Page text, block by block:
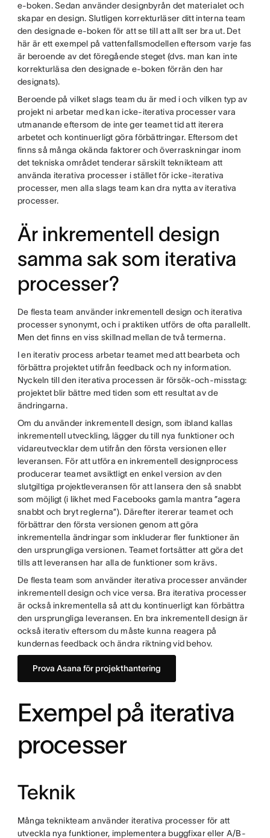
e-boken. Sedan använder designbyrån det materialet och
skapar en design. Slutligen korrekturläser ditt interna team
den designade e-boken för att se till att allt ser bra ut. Det
här är ett exempel på vattenfallsmodellen eftersom varje fas
är beroende av det föregående steget (dvs. man kan inte
korrekturläsa den designade e-boken förrän den har
designats).
Beroende på vilket slags team du är med i och vilken typ av
projekt ni arbetar med kan icke-iterativa processer vara
utmanande eftersom de inte ger teamet tid att iterera
arbetet och kontinuerligt göra förbättringar. Eftersom det
finns så många okända faktorer och överraskningar inom
det tekniska området tenderar särskilt teknikteam att
använda iterativa processer i stället för icke-iterativa
processer, men alla slags team kan dra nytta av iterativa
processer.
Är inkrementell design
samma sak som iterativa
processer?
De flesta team använder inkrementell design och iterativa
processer synonymt, och i praktiken utförs de ofta parallellt.
Men det finns en viss skillnad mellan de två termerna.
I en iterativ process arbetar teamet med att bearbeta och
förbättra projektet utifrån feedback och ny information.
Nyckeln till den iterativa processen är försök-och-misstag:
projektet blir bättre med tiden som ett resultat av de
ändringarna.
Om du använder inkrementell design, som ibland kallas
inkrementell utveckling, lägger du till nya funktioner och
vidareutvecklar dem utifrån den första versionen eller
leveransen. För att utföra en inkrementell designprocess
producerar teamet avsiktligt en enkel version av den
slutgiltiga projektleveransen för att lansera den så snabbt
som möjligt (i likhet med Facebooks gamla mantra ”agera
snabbt och bryt reglerna”). Därefter itererar teamet och
förbättrar den första versionen genom att göra
inkrementella ändringar som inkluderar fler funktioner än
den ursprungliga versionen. Teamet fortsätter att göra det
tills att leveransen har alla de funktioner som krävs.
De flesta team som använder iterativa processer använder
inkrementell design och vice versa. Bra iterativa processer
är också inkrementella så att du kontinuerligt kan förbättra
den ursprungliga leveransen. En bra inkrementell design är
också iterativ eftersom du måste kunna reagera på
kundernas feedback och ändra riktning vid behov.
Prova Asana för projekthantering
Exempel på iterativa
processer
Teknik
Många teknikteam använder iterativa processer för att
utveckla nya funktioner, implementera buggfixar eller A/B-